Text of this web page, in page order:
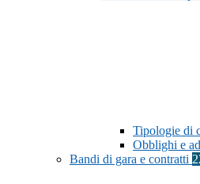
Tipologie di
Obblighi e
Bandi di gara e contratti